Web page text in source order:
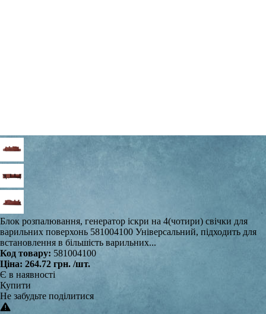
Блок розпалювання, генератор іскри на 4(чотири) свічки для
варильних поверхонь 581004100 Універсальний, підходить для
встановлення в більшість варильних...
Код товару: 581004100
Ціна: 264.72 грн. /шт.
Є в наявності
Купити
Не забудьте поділитися